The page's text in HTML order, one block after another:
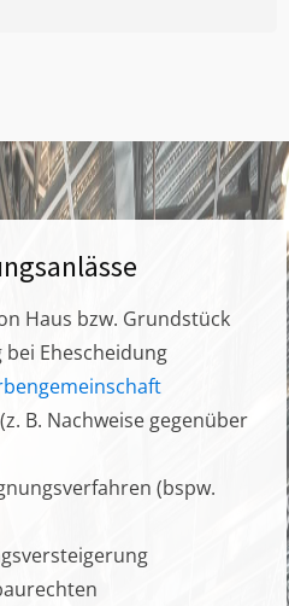
Haus bzw. Grundstück
Ehescheidung
B. Nachweise gegenüber
(bspw.